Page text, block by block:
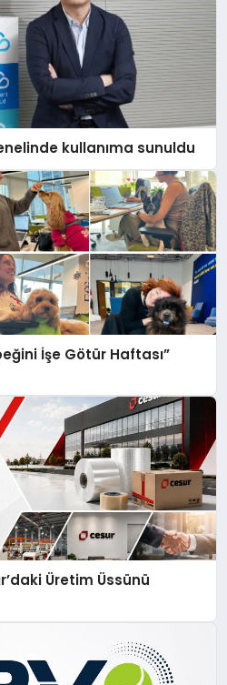
kullanıma sunuldu
İşe Götür Haftası”
Üretim Üssünü